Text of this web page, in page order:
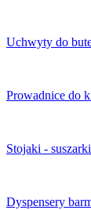
Uchwyty do
Prowadnice do
Stojaki -
Dyspensery